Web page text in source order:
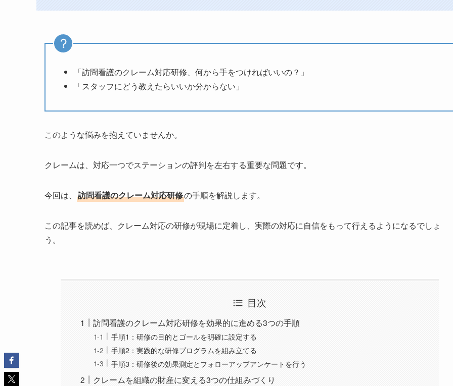
「訪問看護のクレーム対応研修、何から手をつければいいの？」
「スタッフにどう教えたらいいか分からない」
このような悩みを抱えていませんか。
クレームは、対応一つでステーションの評判を左右する重要な問題です。
今回は、 訪問看護のクレーム対応研修の手順を解説します。
この記事を読めば、クレーム対応の研修が現場に定着し、実際の対応に自信をもって行えるようになるでしょ
う。
目次
訪問看護のクレーム対応研修を効果的に進める3つの手順
手順1：研修の目的とゴールを明確に設定する
手順2：実践的な研修プログラムを組み立てる
手順3：研修後の効果測定とフォローアップアンケートを行う
クレームを組織の財産に変える3つの仕組みづくり